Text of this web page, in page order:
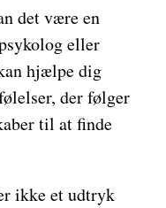
det være en
eller
hjælpe dig
der følger
til at finde
ikke et udtryk